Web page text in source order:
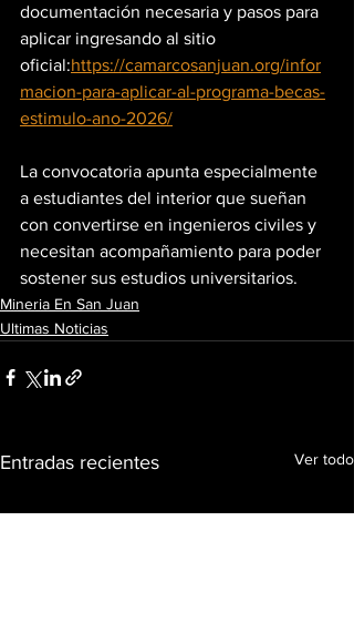
documentación necesaria y pasos para
aplicar ingresando al sitio
oficial:https://camarcosanjuan.org/infor
macion-para-aplicar-al-programa-becas-
estimulo-ano-2026/
La convocatoria apunta especialmente
a estudiantes del interior que sueñan
con convertirse en ingenieros civiles y
necesitan acompañamiento para poder
sostener sus estudios universitarios.
Mineria En San Juan
Ultimas Noticias
Entradas recientes Ver todo